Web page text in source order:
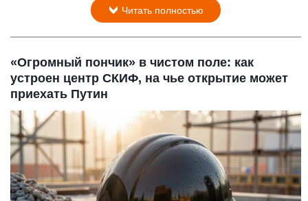
Читать полностью
«Огромный пончик» в чистом поле: как
устроен центр СКИФ, на чье открытие может
приехать Путин